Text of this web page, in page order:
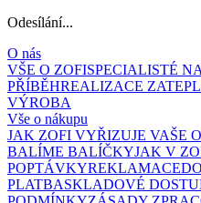
Odesílání...
O nás
VŠE O ZOFISPECIALISTÉ
PŘÍBĚHREALIZACE
VÝROBA
Vše o nákupu
JAK ZOFI VYŘIZUJE VAŠE
BALÍME BALÍČKYJAK V
POPTÁVKYREKLAMACE
PLATBASKLADOVÉ